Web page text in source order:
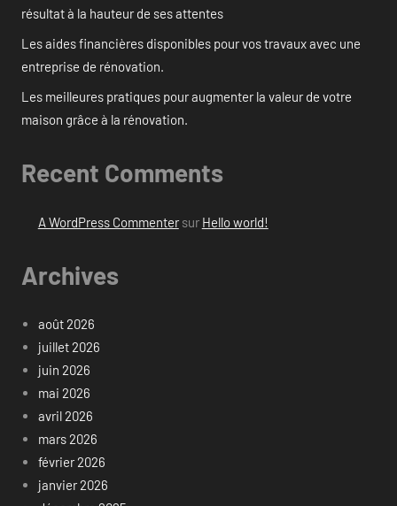
résultat à la hauteur de ses attentes
Les aides financières disponibles pour vos travaux avec une
entreprise de rénovation.
Les meilleures pratiques pour augmenter la valeur de votre
maison grâce à la rénovation.
Recent Comments
A WordPress Commentersur Hello world!
Archives
août 2026
juillet 2026
juin 2026
mai 2026
avril 2026
mars 2026
février 2026
janvier 2026